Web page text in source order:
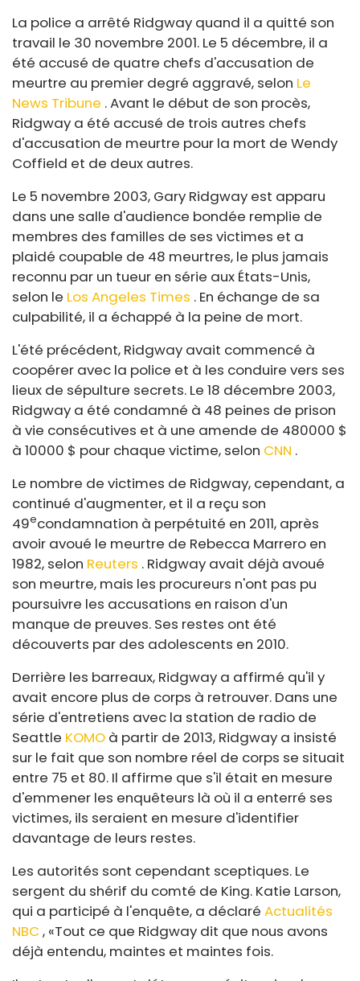
La police a arrêté Ridgway quand il a quitté son
travail le 30 novembre 2001. Le 5 décembre, il a
été accusé de quatre chefs d'accusation de
meurtre au premier degré aggravé, selon Le
News Tribune . Avant le début de son procès,
Ridgway a été accusé de trois autres chefs
d'accusation de meurtre pour la mort de Wendy
Coffield et de deux autres.
Le 5 novembre 2003, Gary Ridgway est apparu
dans une salle d'audience bondée remplie de
membres des familles de ses victimes et a
plaidé coupable de 48 meurtres, le plus jamais
reconnu par un tueur en série aux États-Unis,
selon le Los Angeles Times . En échange de sa
culpabilité, il a échappé à la peine de mort.
L'été précédent, Ridgway avait commencé à
coopérer avec la police et à les conduire vers ses
lieux de sépulture secrets. Le 18 décembre 2003,
Ridgway a été condamné à 48 peines de prison
à vie consécutives et à une amende de 480000 $
à 10000 $ pour chaque victime, selon CNN .
Le nombre de victimes de Ridgway, cependant, a
continué d'augmenter, et il a reçu son
49econdamnation à perpétuité en 2011, après
avoir avoué le meurtre de Rebecca Marrero en
1982, selon Reuters . Ridgway avait déjà avoué
son meurtre, mais les procureurs n'ont pas pu
poursuivre les accusations en raison d'un
manque de preuves. Ses restes ont été
découverts par des adolescents en 2010.
Derrière les barreaux, Ridgway a affirmé qu'il y
avait encore plus de corps à retrouver. Dans une
série d'entretiens avec la station de radio de
Seattle KOMO à partir de 2013, Ridgway a insisté
sur le fait que son nombre réel de corps se situait
entre 75 et 80. Il affirme que s'il était en mesure
d'emmener les enquêteurs là où il a enterré ses
victimes, ils seraient en mesure d'identifier
davantage de leurs restes.
Les autorités sont cependant sceptiques. Le
sergent du shérif du comté de King. Katie Larson,
qui a participé à l'enquête, a déclaré Actualités
NBC , «Tout ce que Ridgway dit que nous avons
déjà entendu, maintes et maintes fois.